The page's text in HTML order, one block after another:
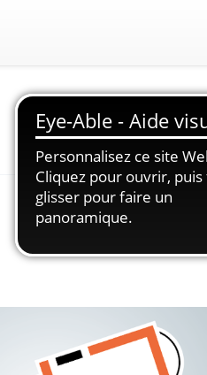
Contactez-nous